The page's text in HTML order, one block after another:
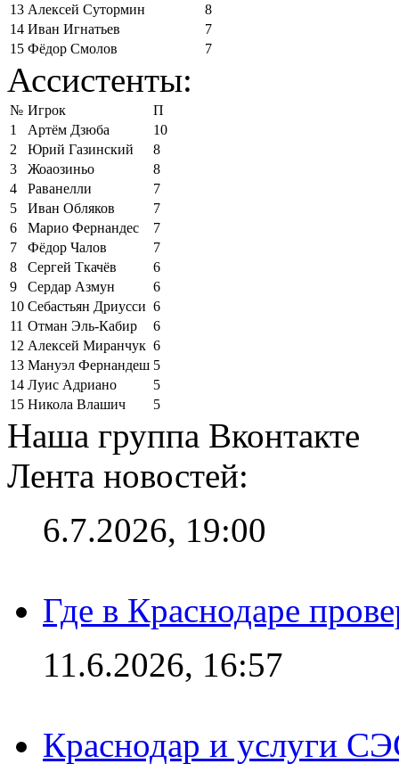
13 Алексей Сутормин
8
14 Иван Игнатьев
7
15 Фёдор Смолов 7
Ассистенты:
№ Игрок
П
1
Артём Дзюба
10
2
Юрий Газинский
8
3
Жоаозиньо
8
4
Раванелли
7
5
Иван Обляков
7
6
Марио Фернандес
7
7
Фёдор Чалов
7
8
Сергей Ткачёв
6
9
Сердар Азмун
6
10 Себастьян Дриусси 6
11 Отман Эль-Кабир
6
12 Алексей Миранчук 6
13 Мануэл Фернандеш 5
14 Луис Адриано
5
15 Никола Влашич 5
Наша группа Вконтакте
Лента новостей:
6.7.2026, 19:00
Где в Краснодаре
11.6.2026, 16:57
Краснодар и услуги